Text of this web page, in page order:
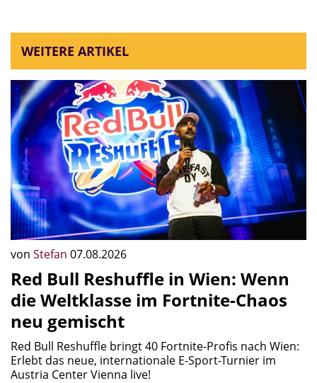
WEITERE ARTIKEL
von Stefan 07.08.2026
Red Bull Reshuffle in Wien: Wenn
die Weltklasse im Fortnite-Chaos
neu gemischt
Red Bull Reshuffle bringt 40 Fortnite-Profis nach Wien:
Erlebt das neue, internationale E-Sport-Turnier im
Austria Center Vienna live!